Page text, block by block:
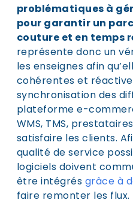
problématiques à
pour garantir un
couture et en temps
représente donc un
les enseignes afin
cohérentes et
synchronisation des
plateforme e-
WMS, TMS,
satisfaire les clients.
qualité de service
logiciels doivent
être intégrés grâce à
faire remonter les flux.